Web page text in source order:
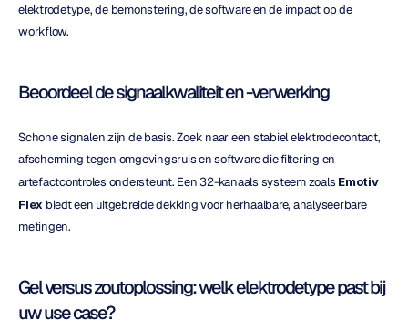
elektrodetype, de bemonstering, de software en de impact op de
workflow.
Beoordeel de signaalkwaliteit en -verwerking
Schone signalen zijn de basis. Zoek naar een stabiel elektrodecontact,
afscherming tegen omgevingsruis en software die filtering en
artefactcontroles ondersteunt. Een 32-kanaals systeem zoals Emotiv
Flex biedt een uitgebreide dekking voor herhaalbare, analyseerbare
metingen.
Gel versus zoutoplossing: welk elektrodetype past bij
uw use case?